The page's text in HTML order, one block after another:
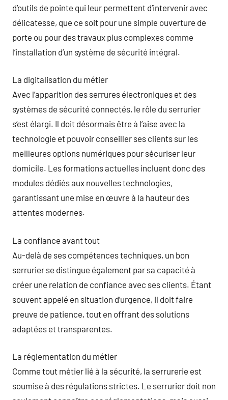
d’outils de pointe qui leur permettent d’intervenir avec
délicatesse, que ce soit pour une simple ouverture de
porte ou pour des travaux plus complexes comme
l’installation d’un système de sécurité intégral.
La digitalisation du métier
Avec l’apparition des serrures électroniques et des
systèmes de sécurité connectés, le rôle du serrurier
s’est élargi. Il doit désormais être à l’aise avec la
technologie et pouvoir conseiller ses clients sur les
meilleures options numériques pour sécuriser leur
domicile. Les formations actuelles incluent donc des
modules dédiés aux nouvelles technologies,
garantissant une mise en œuvre à la hauteur des
attentes modernes.
La confiance avant tout
Au-delà de ses compétences techniques, un bon
serrurier se distingue également par sa capacité à
créer une relation de confiance avec ses clients. Étant
souvent appelé en situation d’urgence, il doit faire
preuve de patience, tout en offrant des solutions
adaptées et transparentes.
La réglementation du métier
Comme tout métier lié à la sécurité, la serrurerie est
soumise à des régulations strictes. Le serrurier doit non